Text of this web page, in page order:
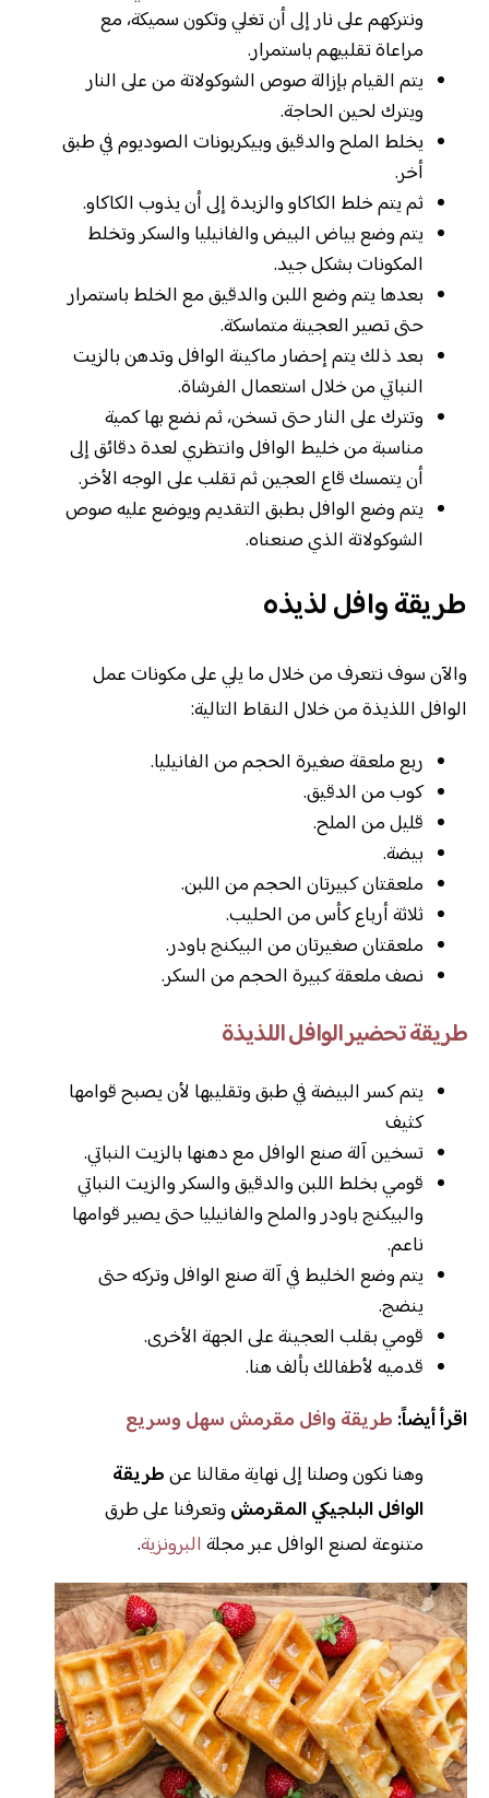
ونتركهم على نار إلى أن تغلي وتكون سميكة، مع
مراعاة تقلبيهم باستمرار.
يتم القيام بإزالة صوص الشوكولاتة من على النار
ويترك لحين الحاجة.
يخلط الملح والدقيق وبيكربونات الصوديوم في طبق
أخر.
ثم يتم خلط الكاكاو والزبدة إلى أن يذوب الكاكاو.
يتم وضع بياض البيض والفانيليا والسكر وتخلط
المكونات بشكل جيد.
بعدها يتم وضع اللبن والدقيق مع الخلط باستمرار
حتى تصير العجينة متماسكة.
بعد ذلك يتم إحضار ماكينة الوافل وتدهن بالزيت
النباتي من خلال استعمال الفرشاة.
وتترك على النار حتى تسخن، ثم نضع بها كمية
مناسبة من خليط الوافل وانتظري لعدة دقائق إلى
أن يتمسك قاع العجين ثم تقلب على الوجه الأخر.
يتم وضع الوافل بطبق التقديم ويوضع عليه صوص
الشوكولاتة الذي صنعناه.
طريقة وافل لذيذه
والآن سوف نتعرف من خلال ما يلي على مكونات عمل
الوافل اللذيذة من خلال النقاط التالية:
ربع ملعقة صغيرة الحجم من الفانيليا.
كوب من الدقيق.
قليل من الملح.
بيضة.
ملعقتان كبيرتان الحجم من اللبن.
ثلاثة أرباع كأس من الحليب.
ملعقتان صغيرتان من البيكنج باودر.
نصف ملعقة كبيرة الحجم من السكر.
طريقة تحضير الوافل اللذيذة
يتم كسر البيضة في طبق وتقليبها لأن يصبح قوامها
كثيف
تسخين آلة صنع الوافل مع دهنها بالزيت النباتي.
قومي بخلط اللبن والدقيق والسكر والزيت النباتي
والبيكنج باودر والملح والفانيليا حتى يصير قوامها
ناعم.
يتم وضع الخليط في آلة صنع الوافل وتركه حتى
ينضج.
قومي بقلب العجينة على الجهة الأخرى.
قدميه لأطفالك بألف هنا.
اقرأ أيضاً: طريقة وافل مقرمش سهل وسريع
وهنا نكون وصلنا إلى نهاية مقالنا عنطريقة
الوافل البلجيكي المقرمش وتعرفنا على طرق
متنوعة لصنع الوافل عبر مجلة البرونزية.